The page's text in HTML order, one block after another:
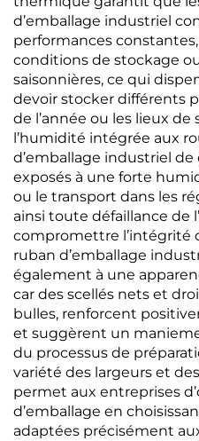
d’emballage industriel
performances
conditions de stockage
saisonnières, ce qui
devoir stocker différents
de l’année ou les lieux de
l’humidité intégrée aux
d’emballage industriel
exposés à une forte
ou le transport dans les
ainsi toute défaillance de
compromettre l’intégrité
ruban d’emballage
également à une
car des scellés nets et
bulles, renforcent
et suggèrent un
du processus de
variété des largeurs et
permet aux entreprises
d’emballage en
adaptées précisément